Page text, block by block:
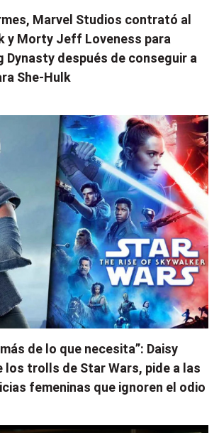
Marvel Studios contrató al
y Morty Jeff Loveness para
Dynasty después de conseguir a
She-Hulk
de lo que necesita”: Daisy
los trolls de Star Wars, pide a las
femeninas que ignoren el odio